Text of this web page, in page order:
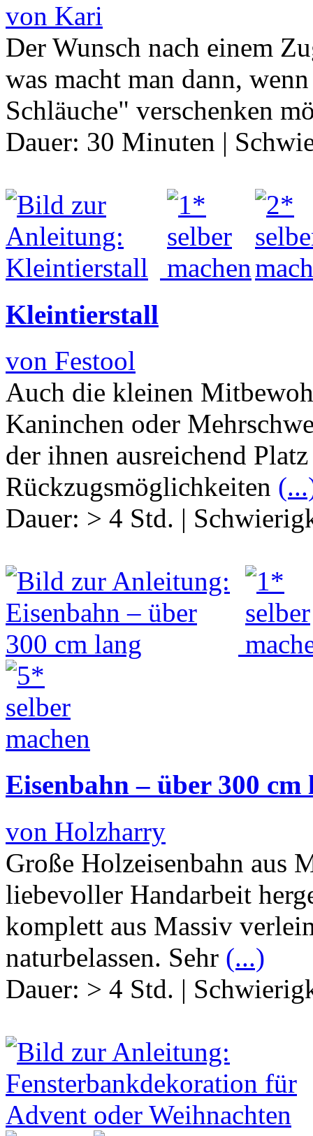
von Kari
Der Wunsch nach einem
was macht man dann,
Schläuche" verschenken
Dauer: 30 Minuten |
Kleintierstall
von Festool
Auch die kleinen
Kaninchen oder
der ihnen ausreichend
Rückzugsmöglichkeiten
Dauer: > 4 Std. |
Eisenbahn – über 300 cm
von Holzharry
Große Holzeisenbahn aus
liebevoller Handarbeit
komplett aus Massiv
naturbelassen. Sehr (...)
Dauer: > 4 Std. |